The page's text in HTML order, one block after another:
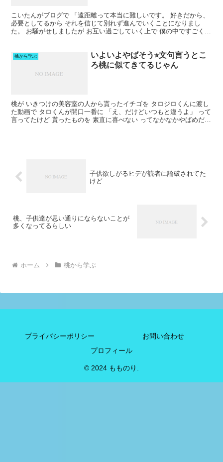
こいたんがブログで 「遠距離って本当に難しいです。 好きだから、
必要としてるから それを信じて別れず進んでいくことになりまし
た。 お騒がせしましたが お互い過ごしていく上で 僕の中ですごく重
桃から学ぶ
いよいよやばそう⭐︎文句言うとこ
ろ桃に似てきてるじゃん
桃が いきつけの美容室の人から貰ったイチゴを タロジロくんに渡し
た動画で タロくんが開口一番に 「え、だけどいつもと違うよ」 って
言ってたけど 貰ったものを 素直に喜べない ってなかなかやばめだよ
子供欲しがるヒデが読者に論破されてた
けど
桃、子供達が思い通りにならないことが
多くなってるらしい
ホーム 桃から学ぶ
プライバシーポリシー
お問い合わせ
プロフィール
© 2024 もものり.